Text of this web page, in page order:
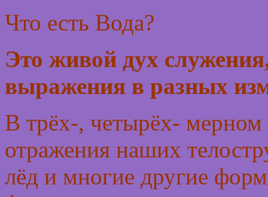
Что есть Вода?
Это живой дух
выражения в разных
В трёх-, четырёх-
отражения наших
лёд и многие другие